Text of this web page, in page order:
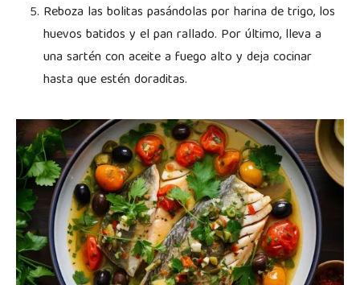
Reboza las bolitas pasándolas por harina de trigo, los
huevos batidos y el pan rallado. Por último, lleva a
una sartén con aceite a fuego alto y deja cocinar
hasta que estén doraditas.